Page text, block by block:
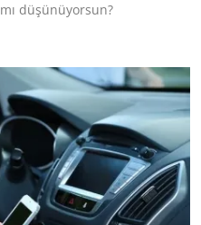
düşünüyorsun?